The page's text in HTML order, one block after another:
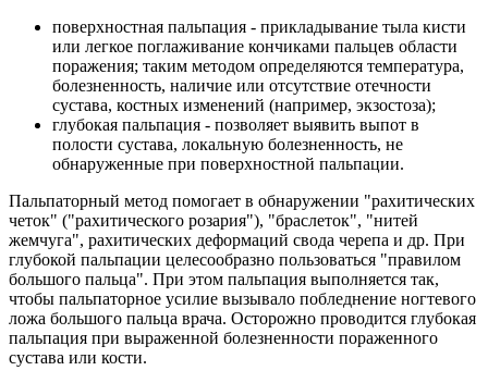
поверхностная пальпация - прикладывание тыла кисти
или легкое поглаживание кончиками пальцев области
поражения; таким методом определяются температура,
болезненность, наличие или отсутствие отечности
сустава, костных изменений (например, экзостоза);
глубокая пальпация - позволяет выявить выпот в
полости сустава, локальную болезненность, не
обнаруженные при поверхностной пальпации.
Пальпаторный метод помогает в обнаружении "рахитических
четок" ("рахитического розария"), "браслеток", "нитей
жемчуга", рахитических деформаций свода черепа и др. При
глубокой пальпации целесообразно пользоваться "правилом
большого пальца". При этом пальпация выполняется так,
чтобы пальпаторное усилие вызывало побледнение ногтевого
ложа большого пальца врача. Осторожно проводится глубокая
пальпация при выраженной болезненности пораженного
сустава или кости.